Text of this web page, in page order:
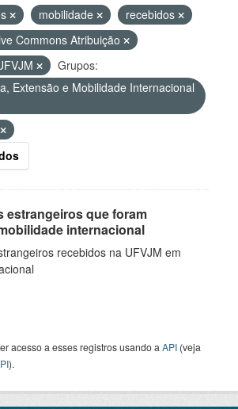
mobilidade
recebidos
Commons Atribuição
Grupos:
Extensão e Mobilidade Internacional
estrangeiros que foram
internacional
recebidos na UFVJM em
acesso a esses registros usando a API (veja
).